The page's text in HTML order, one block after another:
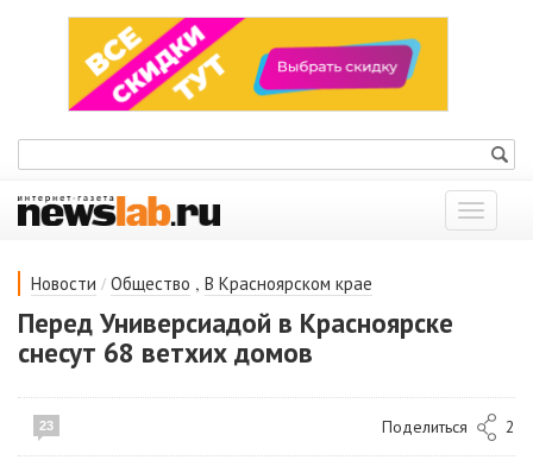
Показать
меню
Новости / Общество , В Красноярском крае
Перед Универсиадой в Красноярске
снесут 68 ветхих домов
23 Поделиться 2